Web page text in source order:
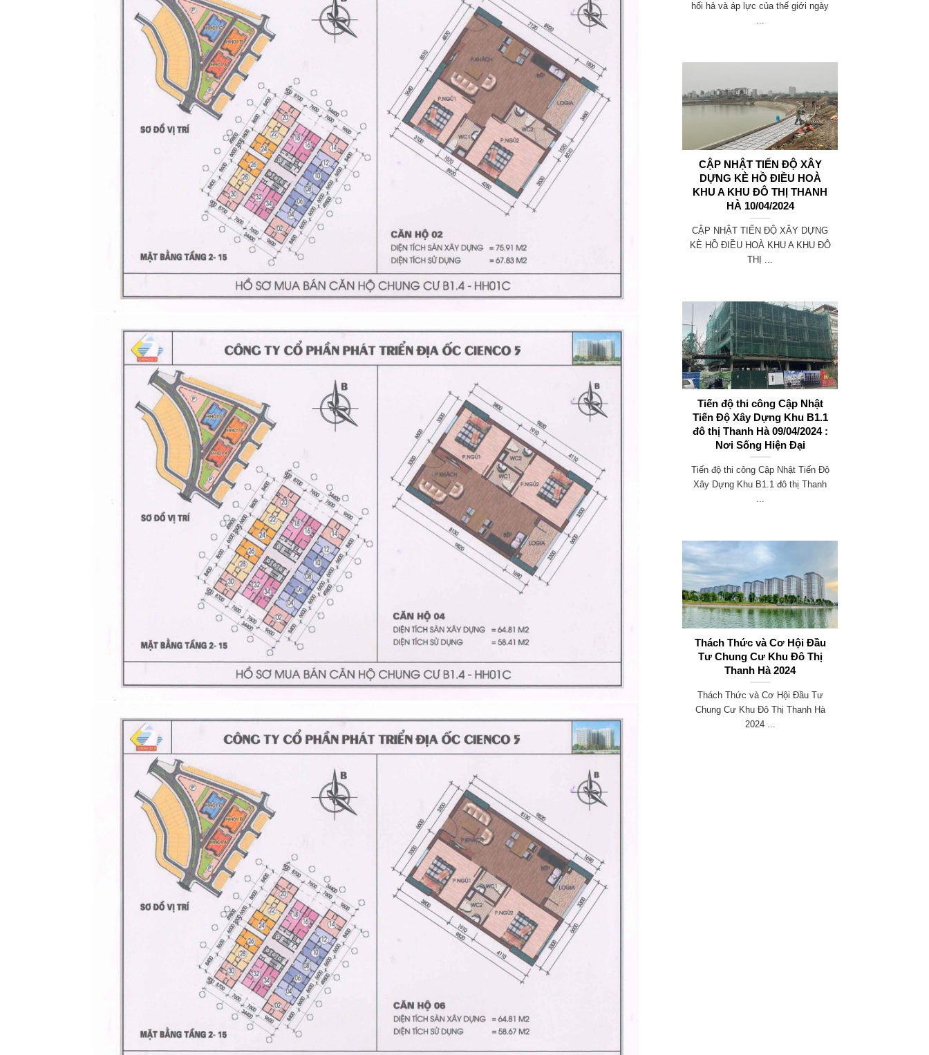
hối hả và áp lực của thế giới ngày
...
CẬP NHẬT TIẾN ĐỘ XÂY
DỰNG KÈ HỒ ĐIỀU HOÀ
KHU A KHU ĐÔ THỊ THANH
HÀ 10/04/2024
CẬP NHẬT TIẾN ĐỘ XÂY DỰNG
KÈ HỒ ĐIỀU HOÀ KHU A KHU ĐÔ
THỊ ...
Tiến độ thi công Cập Nhật
Tiến Độ Xây Dựng Khu B1.1
đô thị Thanh Hà 09/04/2024 :
Nơi Sống Hiện Đại
Tiến độ thi công Cập Nhật Tiến Độ
Xây Dựng Khu B1.1 đô thị Thanh
...
Thách Thức và Cơ Hội Đầu
Tư Chung Cư Khu Đô Thị
Thanh Hà 2024
Thách Thức và Cơ Hội Đầu Tư
Chung Cư Khu Đô Thị Thanh Hà
2024 ...